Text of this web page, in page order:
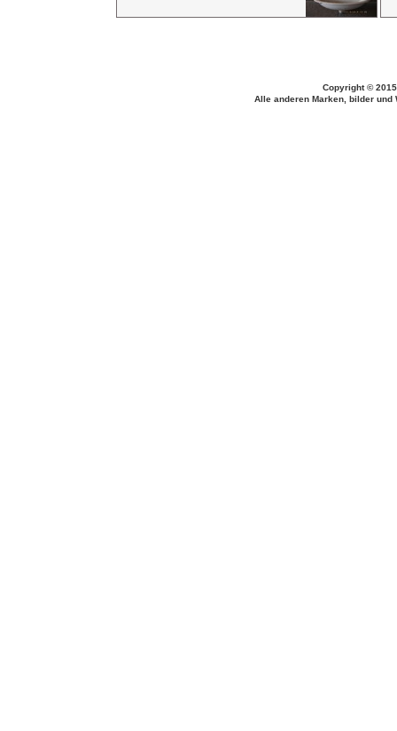
Copyright ©
Alle anderen Marken, bilder und